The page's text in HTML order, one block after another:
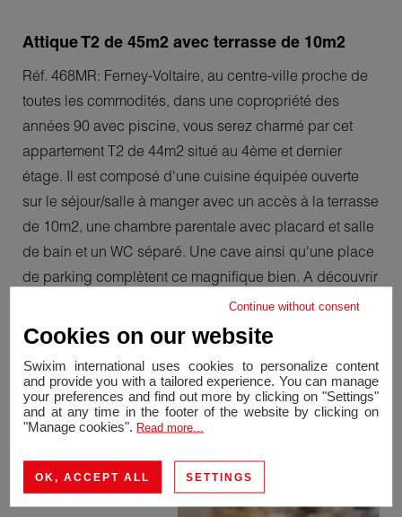
Attique T2 de 45m2 avec terrasse de 10m2
Réf. 468MR: Ferney-Voltaire, au centre-ville proche de
toutes les commodités, dans une copropriété des
années 90 avec piscine, vous serez charmé par cet
appartement T2 de 44m2 situé au 4ème et dernier
étage. Il est composé d'une cuisine équipée ouverte
sur le séjour/salle à manger avec un accès à la terrasse
de 10m2, une chambre parentale avec placard et salle
de bain et un WC séparé. Une cave ainsi qu'une place
de parking complètent ce magnifique bien. A découvrir
rapidement! Contact: Michael Da Rocha +41 76 615 66
13
Continue without consent
Cookies on our website
Swixim international uses cookies to personalize content
and provide you with a tailored experience. You can manage
your preferences and find out more by clicking on "Settings"
and at any time in the footer of the website by clicking on
"Manage cookies". Read more...
OK, ACCEPT ALL SETTINGS